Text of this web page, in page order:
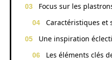
Focus sur les
Caractéristiques et
Une inspiration
Les éléments clés